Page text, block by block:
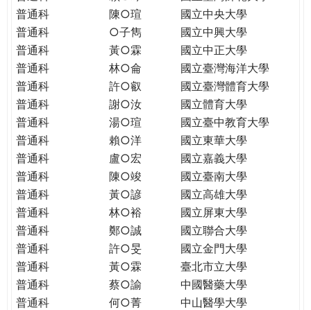
民。
WAGOR
TODAY
THE
WORLD
TOMORROW
PUTTING
YOU
普通科
陳○瑄
國立中央大學
普通科
○子雋
國立中興大學
普通科
黃○霖
國立中正大學
普通科
林○侖
國立臺灣海洋大學
普通科
許○叡
國立臺灣體育大學
普通科
謝○汝
國立體育大學
普通科
湯○瑄
國立臺中教育大學
普通科
賴○洋
國立東華大學
普通科
盧○宏
國立嘉義大學
普通科
陳○竣
國立臺南大學
普通科
黃○諺
國立高雄大學
普通科
林○裕
國立屏東大學
普通科
鄭○誠
國立聯合大學
普通科
許○旻
國立金門大學
普通科
黃○霖
臺北市立大學
普通科
蔡○諭
中國醫藥大學
普通科
何○菁
中山醫學大學